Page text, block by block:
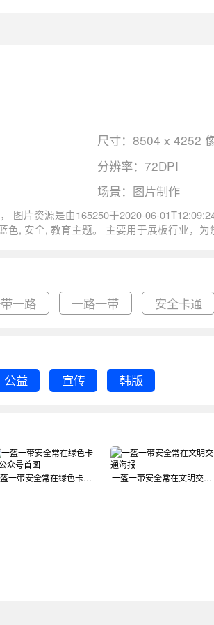
尺寸：8504 x 4252
分辨率：72DPI
场景：图片制作
一路 一路一带 安全卡通
公益 宣传 韩版
一盔一带安全常在绿色卡通公众号首图
一盔一带安全常在文明交通海报